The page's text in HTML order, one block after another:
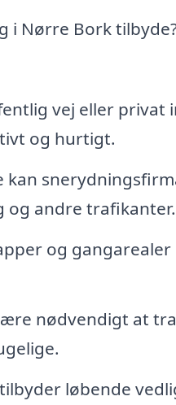
i Nørre Bork
vej eller privat
og hurtigt.
kan
og andre trafikanter.
og
nødvendigt at
løbende